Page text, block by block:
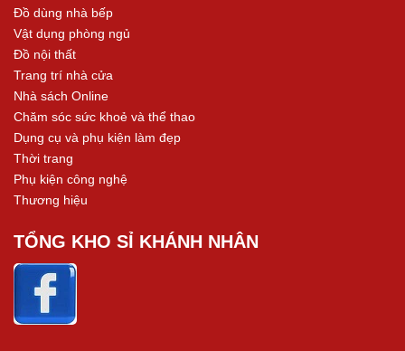
Đồ dùng nhà bếp
Vật dụng phòng ngủ
Đồ nội thất
Trang trí nhà cửa
Nhà sách Online
Chăm sóc sức khoẻ và thể thao
Dụng cụ và phụ kiện làm đẹp
Thời trang
Phụ kiện công nghệ
Thương hiệu
TỔNG KHO SỈ KHÁNH NHÂN